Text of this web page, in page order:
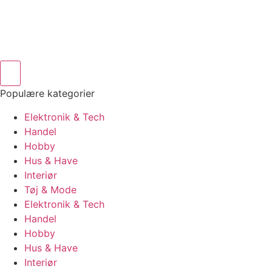
Populære kategorier
Elektronik & Tech
Handel
Hobby
Hus & Have
Interiør
Tøj & Mode
Elektronik & Tech
Handel
Hobby
Hus & Have
Interiør